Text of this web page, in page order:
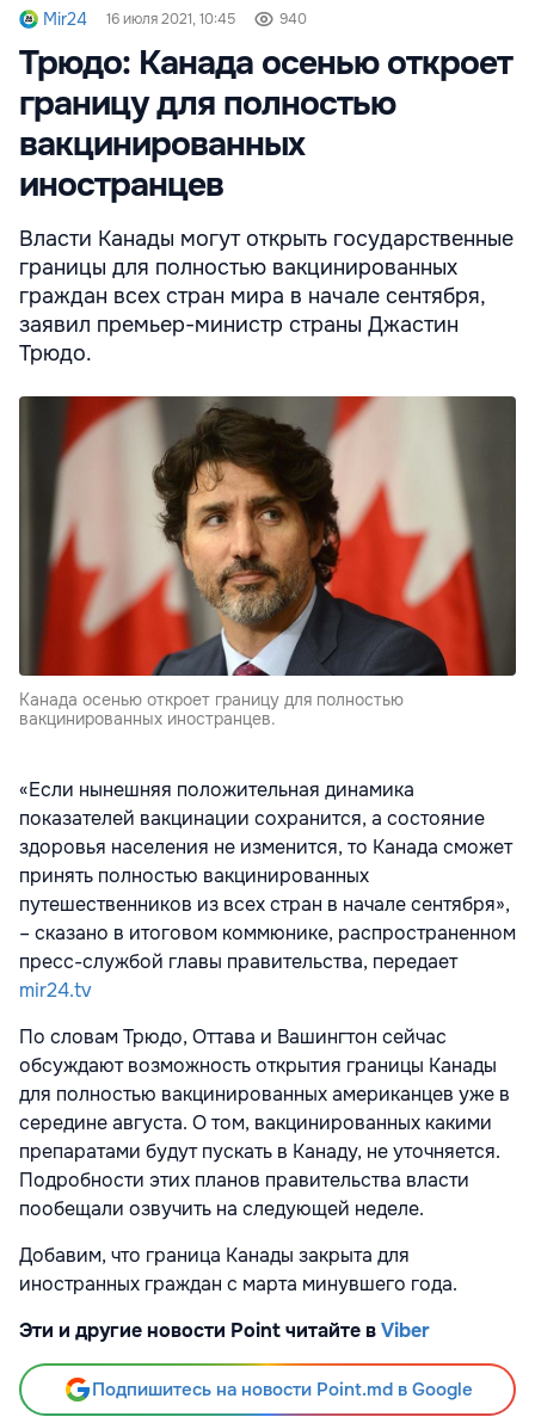
Mir24 16 июля 2021, 10:45 940
Трюдо: Канада осенью откроет
границу для полностью
вакцинированных
иностранцев
Власти Канады могут открыть государственные
границы для полностью вакцинированных
граждан всех стран мира в начале сентября,
заявил премьер-министр страны Джастин
Трюдо.
Канада осенью откроет границу для полностью
вакцинированных иностранцев.
«Если нынешняя положительная динамика
показателей вакцинации сохранится, а состояние
здоровья населения не изменится, то Канада сможет
принять полностью вакцинированных
путешественников из всех стран в начале сентября»,
– сказано в итоговом коммюнике, распространенном
пресс-службой главы правительства, передает
mir24.tv
По словам Трюдо, Оттава и Вашингтон сейчас
обсуждают возможность открытия границы Канады
для полностью вакцинированных американцев уже в
середине августа. О том, вакцинированных какими
препаратами будут пускать в Канаду, не уточняется.
Подробности этих планов правительства власти
пообещали озвучить на следующей неделе.
Добавим, что граница Канады закрыта для
иностранных граждан с марта минувшего года.
Эти и другие новости Point читайте вViber
Подпишитесь на новости Point.md в Google